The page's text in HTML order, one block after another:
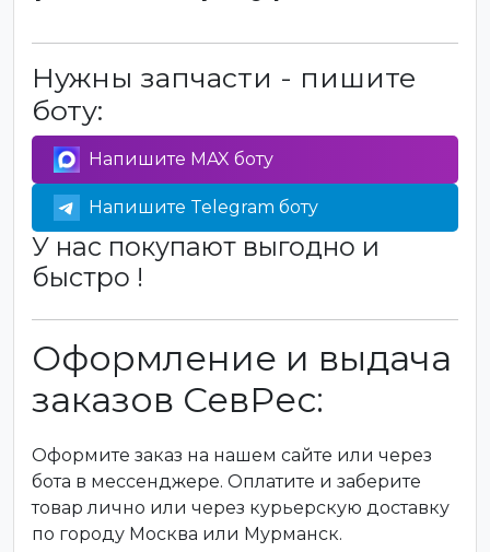
Нужны запчасти - пишите
боту:
Напишите MAX боту
Напишите Telegram боту
У нас покупают выгодно и
быстро !
Оформление и выдача
заказов СевРес:
Оформите заказ на нашем сайте или через
бота в мессенджере. Оплатите и заберите
товар лично или через курьерскую доставку
по городу Москва или Мурманск.